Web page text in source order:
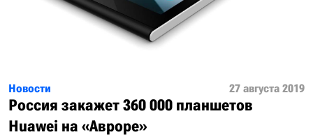
Новости 27 августа 2019
Россия закажет 360 000 планшетов
Huawei на «Авроре»